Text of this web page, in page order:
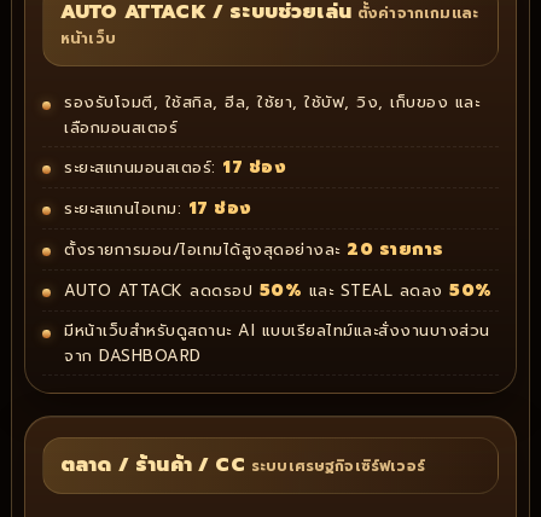
AUTO ATTACK / ระบบช่วยเล่น ตั้งค่าจากเกมและ
หน้าเว็บ
รองรับโจมตี, ใช้สกิล, ฮีล, ใช้ยา, ใช้บัฟ, วิง, เก็บของ และ
เลือกมอนสเตอร์
ระยะสแกนมอนสเตอร์: 17 ช่อง
ระยะสแกนไอเทม: 17 ช่อง
ตั้งรายการมอน/ไอเทมได้สูงสุดอย่างละ 20 รายการ
AUTO ATTACK ลดดรอป 50% และ STEAL ลดลง 50%
มีหน้าเว็บสำหรับดูสถานะ AI แบบเรียลไทม์และสั่งงานบางส่วน
จาก DASHBOARD
ตลาด / ร้านค้า / CC ระบบเศรษฐกิจเซิร์ฟเวอร์